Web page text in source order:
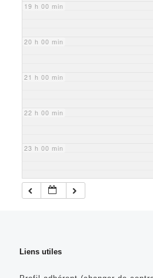
19 h 00 min
20 h 00 min
21 h 00 min
22 h 00 min
23 h 00 min
Liens utiles